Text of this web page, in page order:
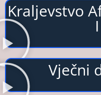
Kraljevstvo
Vječni